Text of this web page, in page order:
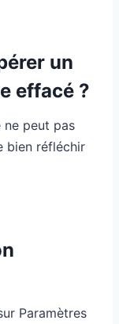
un
effacé ?
ne peut pas
bien réfléchir
Paramètres